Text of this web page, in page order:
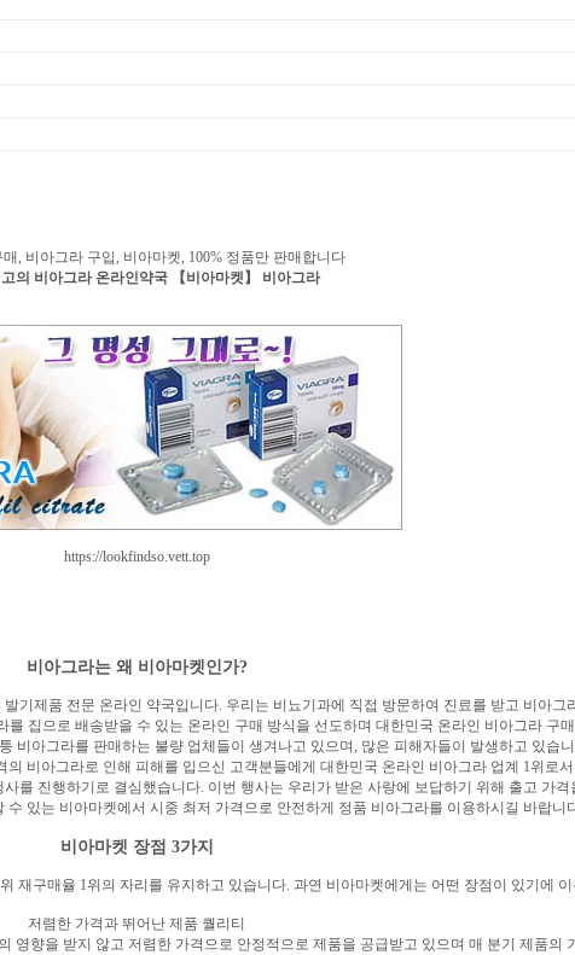
, 비아그라 구입, 비아마켓, 100% 정품만 판매합니다
의 비아그라 온라인약국 【비아마켓】 비아그라
https://lookfindso.vett.top
비아그라는 왜 비아마켓인가?
제품 전문 온라인 약국입니다. 우리는 비뇨기과에 직접 방문하여 진료를 받고 비아그
집으로 배송받을 수 있는 온라인 구매 방식을 선도하며 대한민국 온라인 비아그라 구
아그라를 판매하는 불량 업체들이 생겨나고 있으며, 많은 피해자들이 발생하고 있습
비아그라로 인해 피해를 입으신 고객분들에게 대한민국 온라인 비아그라 업계 1위로
를 진행하기로 결심했습니다. 이번 행사는 우리가 받은 사랑에 보답하기 위해 출고 가
있는 비아마켓에서 시중 최저 가격으로 안전하게 정품 비아그라를 이용하시길 바랍니
비아마켓 장점 3가지
재구매율 1위의 자리를 유지하고 있습니다. 과연 비아마켓에게는 어떤 장점이 있기에
저렴한 가격과 뛰어난 제품 퀄리티
향을 받지 않고 저렴한 가격으로 안정적으로 제품을 공급받고 있으며 매 분기 제품의